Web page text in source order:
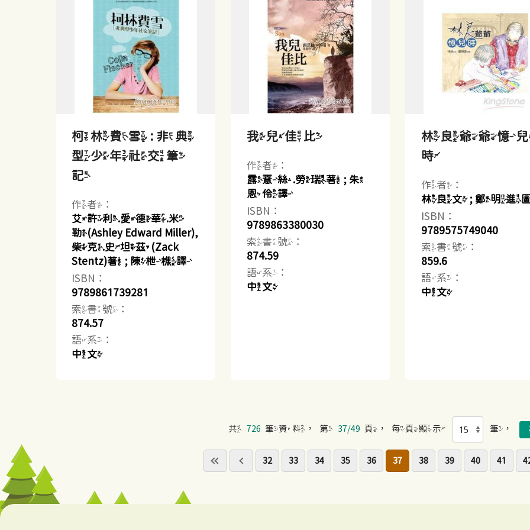
柯林費雪 : 非典
型少年社交筆
記
作者：
艾許利.愛德華.米
勒(Ashley Edward Miller),
柴克.史坦茲(Zack
Stentz)著 ; 陳枻樵譯
ISBN：
9789861739281
索書號：
874.57
語系：
中文
我兒佳比
作者：
露薏絲.勞瑞著 ; 朱
恩伶譯
ISBN：
9789863380030
索書號：
874.59
語系：
中文
林良爺爺憶
時
作者：
林良文 ; 鄭明進
ISBN：
9789575749040
索書號：
859.6
語系：
中文
共 726 筆資料，第 37/49 頁，每頁顯示 筆，
32 33 34 35 36 37 38 39 40 41